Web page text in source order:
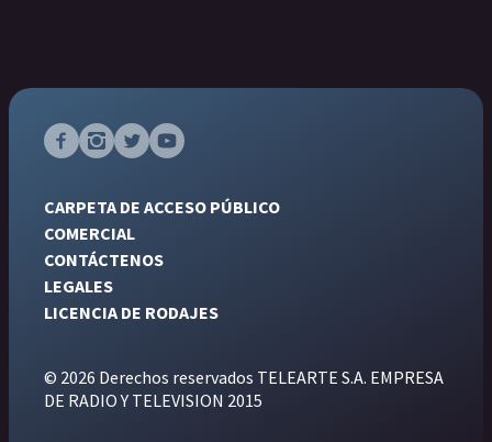
CARPETA DE ACCESO PÚBLICO
COMERCIAL
CONTÁCTENOS
LEGALES
LICENCIA DE RODAJES
© 2026 Derechos reservados TELEARTE S.A. EMPRESA
DE RADIO Y TELEVISION 2015